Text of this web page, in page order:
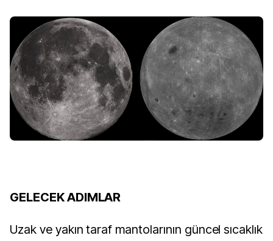
GELECEK ADIMLAR
Uzak ve yakın taraf mantolarının güncel sıcaklık